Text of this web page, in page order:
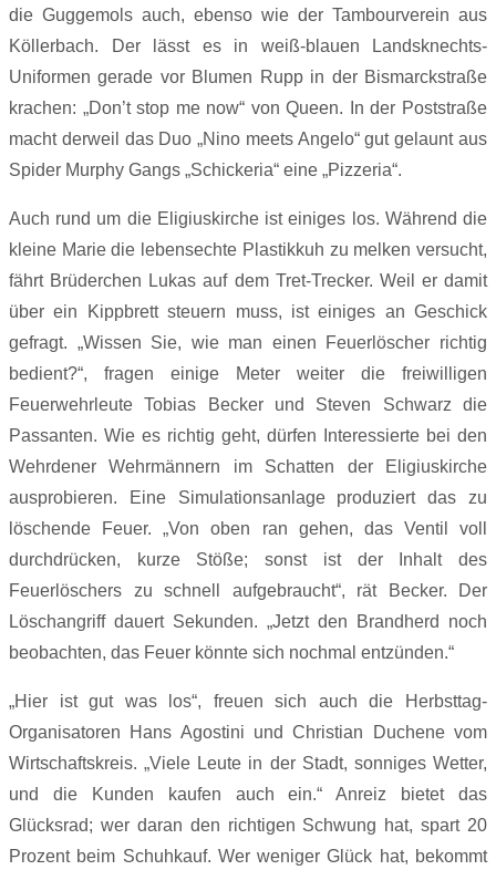
die Guggemols auch, ebenso wie der Tambourverein aus
Köllerbach. Der lässt es in weiß-blauen Landsknechts-
Uniformen gerade vor Blumen Rupp in der Bismarckstraße
krachen: „Don’t stop me now“ von Queen. In der Poststraße
macht derweil das Duo „Nino meets Angelo“ gut gelaunt aus
Spider Murphy Gangs „Schickeria“ eine „Pizzeria“.
Auch rund um die Eligiuskirche ist einiges los. Während die
kleine Marie die lebensechte Plastikkuh zu melken versucht,
fährt Brüderchen Lukas auf dem Tret-Trecker. Weil er damit
über ein Kippbrett steuern muss, ist einiges an Geschick
gefragt. „Wissen Sie, wie man einen Feuerlöscher richtig
bedient?“, fragen einige Meter weiter die freiwilligen
Feuerwehrleute Tobias Becker und Steven Schwarz die
Passanten. Wie es richtig geht, dürfen Interessierte bei den
Wehrdener Wehrmännern im Schatten der Eligiuskirche
ausprobieren. Eine Simulationsanlage produziert das zu
löschende Feuer. „Von oben ran gehen, das Ventil voll
durchdrücken, kurze Stöße; sonst ist der Inhalt des
Feuerlöschers zu schnell aufgebraucht“, rät Becker. Der
Löschangriff dauert Sekunden. „Jetzt den Brandherd noch
beobachten, das Feuer könnte sich nochmal entzünden.“
„Hier ist gut was los“, freuen sich auch die Herbsttag-
Organisatoren Hans Agostini und Christian Duchene vom
Wirtschaftskreis. „Viele Leute in der Stadt, sonniges Wetter,
und die Kunden kaufen auch ein.“ Anreiz bietet das
Glücksrad; wer daran den richtigen Schwung hat, spart 20
Prozent beim Schuhkauf. Wer weniger Glück hat, bekommt